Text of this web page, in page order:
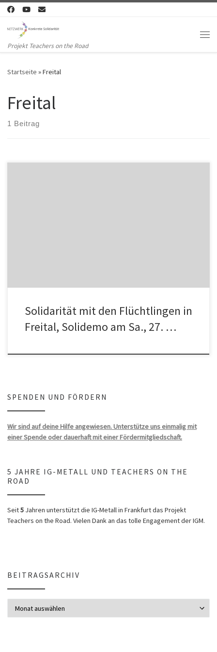
Zum Inhalt springen
Projekt Teachers on the Road
Startseite »Freital
Freital
1 Beitrag
Solidarität mit den Flüchtlingen in
Freital, Solidemo am Sa., 27. …
SPENDEN UND FÖRDERN
Wir sind auf deine Hilfe angewiesen. Unterstütze uns einmalig mit
einer Spende oder dauerhaft mit einer Fördermitgliedschaft.
5 JAHRE IG-METALL UND TEACHERS ON THE
ROAD
Seit5 Jahren unterstützt die IG-Metall in Frankfurt das Projekt
Teachers on the Road. Vielen Dank an das tolle Engagement der IGM.
BEITRAGSARCHIV